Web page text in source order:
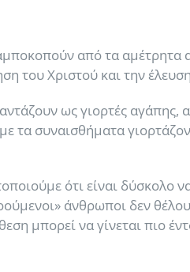
από τα αμέτρητα
του Χριστού και την
ως γιορτές
τα συναισθήματα
ότι είναι δύσκολο
άνθρωποι δεν
μπορεί να γίνεται πιο